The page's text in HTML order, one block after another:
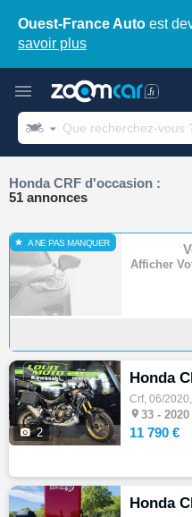
Ouest-France Auto est
savoir plus
Honda CRF d'occasion :
51 annonces
A NE PAS MANQUER
 2
Honda
 33 -
11 790 €
Honda